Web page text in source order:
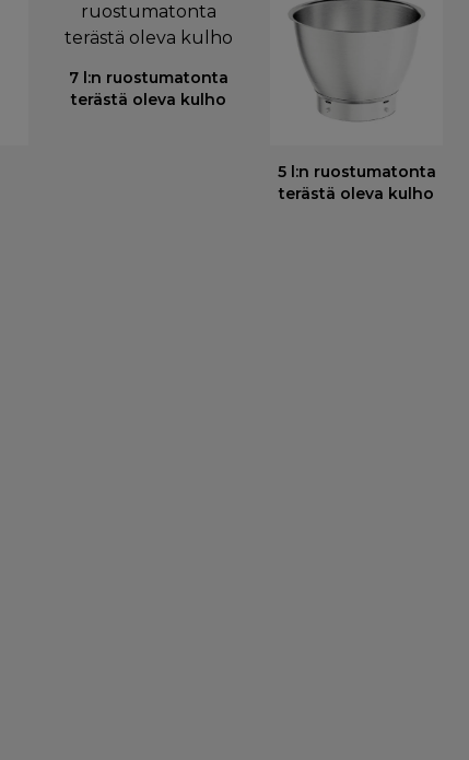
7 l:n ruostumatonta
terästä oleva kulho
5 l:n ruostumatonta
terästä oleva kulho